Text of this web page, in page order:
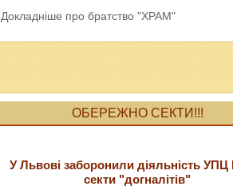
Докладніше про братство "ХРАМ"
ОБЕРЕЖНО СЕКТИ!!!
У Львові заборонили діяльність
секти "догналітів"